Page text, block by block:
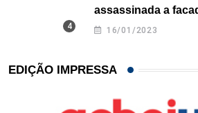
assassinada a
16/01/2023
EDIÇÃO IMPRESSA